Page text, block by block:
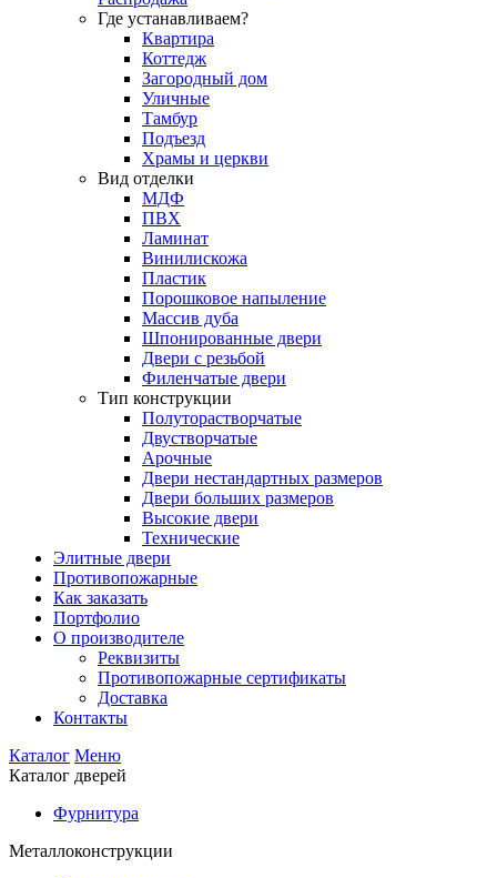
Где устанавливаем?
Квартира
Коттедж
Загородный дом
Уличные
Тамбур
Подъезд
Храмы и церкви
Вид отделки
МДФ
ПВХ
Ламинат
Винилискожа
Пластик
Порошковое напыление
Массив дуба
Шпонированные двери
Двери с резьбой
Филенчатые двери
Тип конструкции
Полуторастворчатые
Двустворчатые
Арочные
Двери нестандартных размеров
Двери больших размеров
Высокие двери
Технические
Элитные двери
Противопожарные
Как заказать
Портфолио
О производителе
Реквизиты
Противопожарные сертификаты
Доставка
Контакты
Каталог Меню
Каталог дверей
Фурнитура
Металлоконструкции